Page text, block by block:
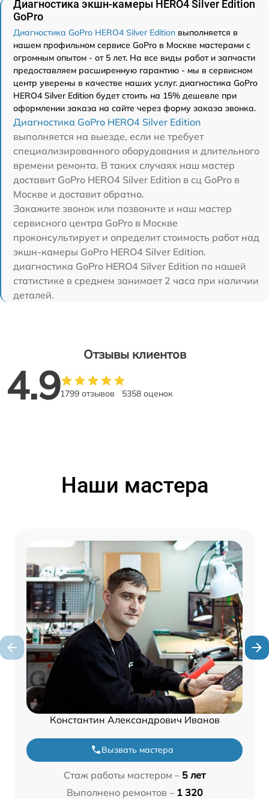
Диагностика экшн-камеры HERO4 Silver Edition
GoPro
Диагностика GoPro HERO4 Silver Edition выполняется в
нашем профильном сервисе GoPro в Москве мастерами с
огромным опытом - от 5 лет. На все виды работ и запчасти
предоставляем расширенную гарантию - мы в сервисном
центр уверены в качестве наших услуг. диагностика GoPro
HERO4 Silver Edition будет стоить на 15% дешевле при
оформлении заказа на сайте через форму заказа звонка.
Диагностика GoPro HERO4 Silver Edition
выполняется на выезде, если не требует
специализированного оборудования и длительного
времени ремонта. В таких случаях наш мастер
доставит GoPro HERO4 Silver Edition в сц GoPro в
Москве и доставит обратно.
Закажите звонок или позвоните и наш мастер
сервисного центра GoPro в Москве
проконсультирует и определит стоимость работ над
экшн-камеры GoPro HERO4 Silver Edition.
диагностика GoPro HERO4 Silver Edition по нашей
статистике в среднем занимает 2 часа при наличии
деталей.
Отзывы клиентов
4.91799 отзывов 5358 оценок
Наши мастера
Константин Александрович Иванов
Вызвать мастера
Стаж работы мастером – 5 лет
Выполнено ремонтов – 1 320